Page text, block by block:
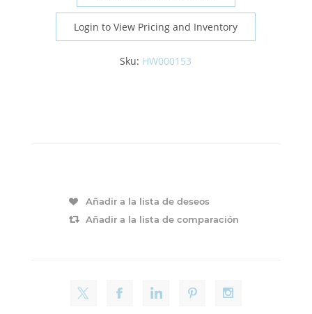
Login to View Pricing and Inventory
Sku: HW000153
Añadir a la lista de deseos
Añadir a la lista de comparación